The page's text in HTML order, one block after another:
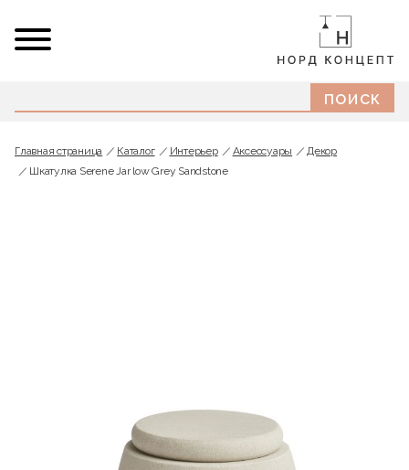
Главная страница Каталог Интерьер Аксессуары
Декор
Шкатулка Serene Jar low Grey Sandstone